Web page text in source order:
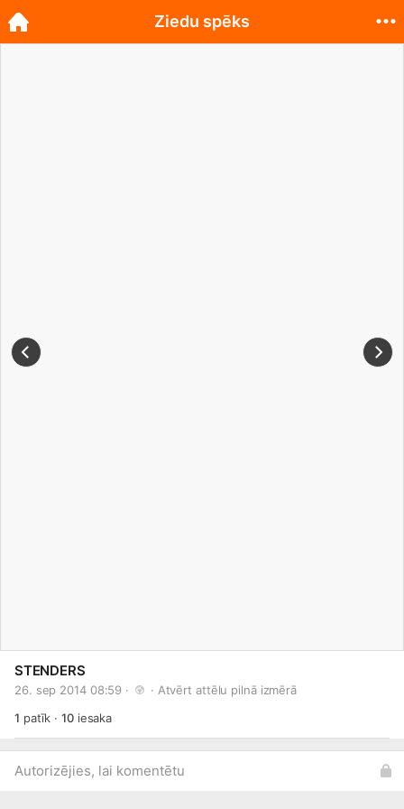
STENDERS
26. sep 2014 08:59 · · Atvērt attēlu pilnā izmērā
1 patīk ·10iesaka
Autorizējies, lai komentētu
Ziedu spēks